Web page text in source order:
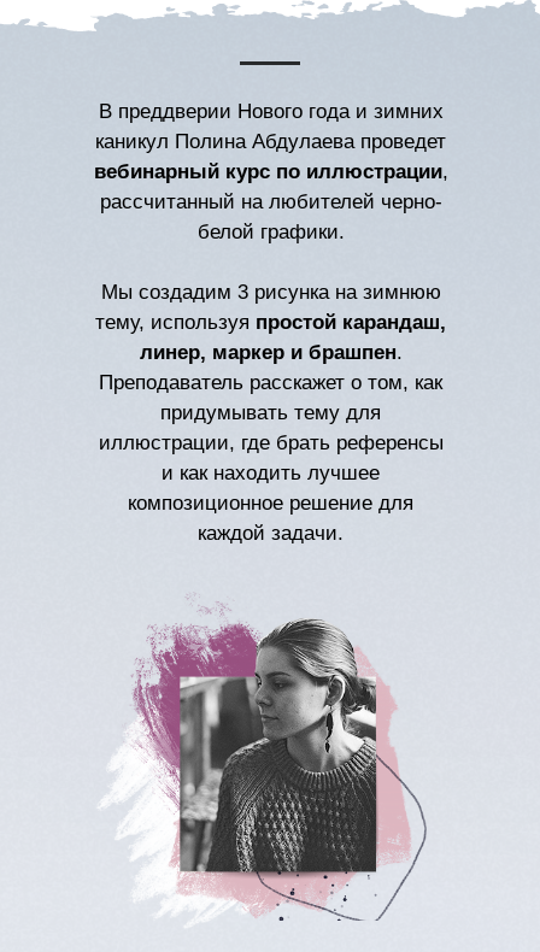
В преддверии Нового года и зимних
каникул Полина Абдулаева проведет
вебинарный курс по иллюстрации,
рассчитанный на любителей черно-
белой графики.
Мы создадим 3 рисунка на зимнюю
тему, используя простой карандаш,
линер, маркер и брашпен.
Преподаватель расскажет о том, как
придумывать тему для
иллюстрации, где брать референсы
и как находить лучшее
композиционное решение для
каждой задачи.